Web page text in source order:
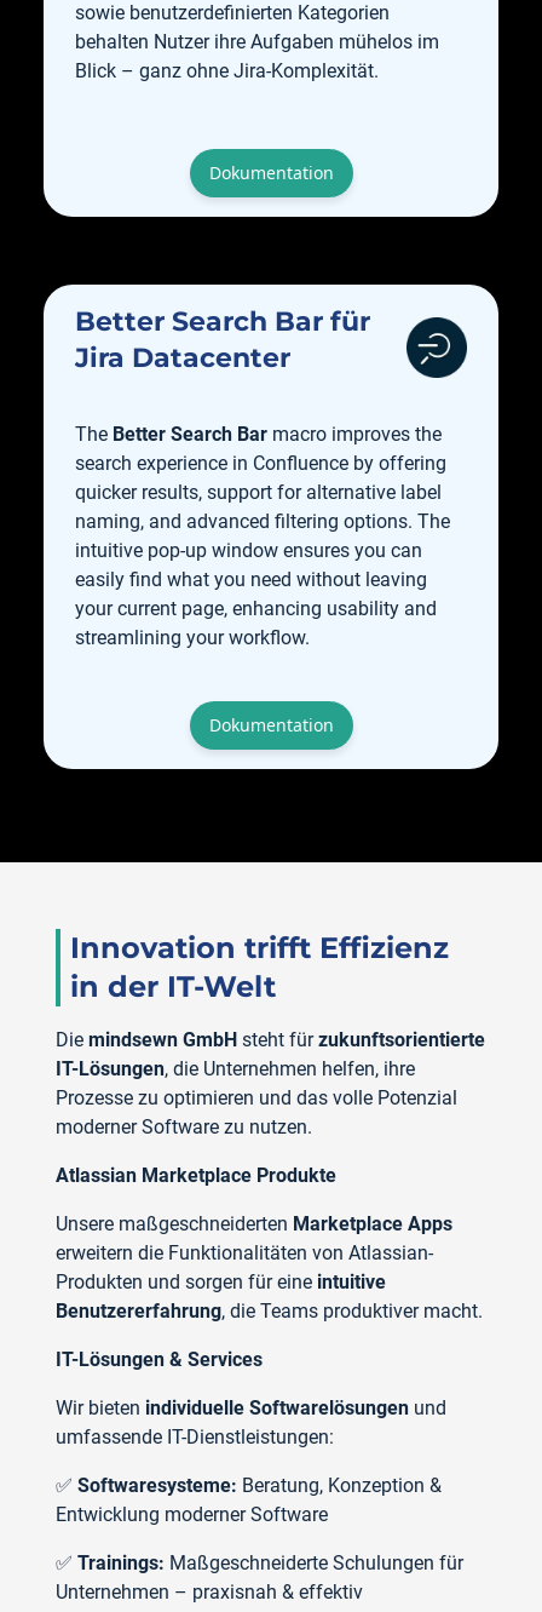
sowie benutzerdefinierten Kategorien
behalten Nutzer ihre Aufgaben mühelos im
Blick – ganz ohne Jira-Komplexität.
Dokumentation
Better Search Bar für
Jira Datacenter
The Better Search Bar macro improves the
search experience in Confluence by offering
quicker results, support for alternative label
naming, and advanced filtering options. The
intuitive pop-up window ensures you can
easily find what you need without leaving
your current page, enhancing usability and
streamlining your workflow.
Dokumentation
Innovation trifft Effizienz
in der IT-Welt
Diemindsewn GmbH steht fürzukunftsorientierte
IT-Lösungen, die Unternehmen helfen, ihre
Prozesse zu optimieren und das volle Potenzial
moderner Software zu nutzen.
Atlassian Marketplace Produkte
Unsere maßgeschneiderten Marketplace Apps
erweitern die Funktionalitäten von Atlassian-
Produkten und sorgen für eine intuitive
Benutzererfahrung, die Teams produktiver macht.
IT-Lösungen & Services
Wir bieten individuelle Softwarelösungen und
umfassende IT-Dienstleistungen:
✅Softwaresysteme: Beratung, Konzeption &
Entwicklung moderner Software
✅Trainings: Maßgeschneiderte Schulungen für
Unternehmen – praxisnah & effektiv